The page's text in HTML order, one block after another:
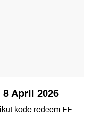
April 2026
kode redeem FF